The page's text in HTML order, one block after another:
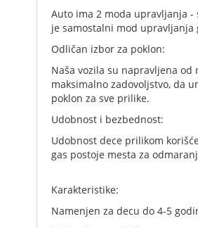
Auto ima 2 moda upravljanja -
je samostalni mod upravljanja
Odličan izbor za poklon:
Naša vozila su napravljena
maksimalno zadovoljstvo, da
poklon za sve prilike.
Udobnost i bezbednost:
Udobnost dece prilikom
gas postoje mesta za
Karakteristike:
Namenjen za decu do 4-5